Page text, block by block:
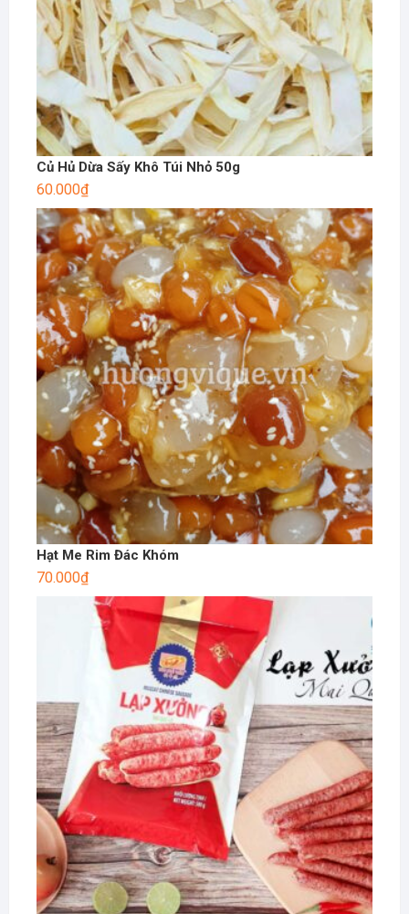
Củ Hủ Dừa Sấy Khô Túi Nhỏ 50g
60.000₫
Hạt Me Rim Đác Khóm
70.000₫